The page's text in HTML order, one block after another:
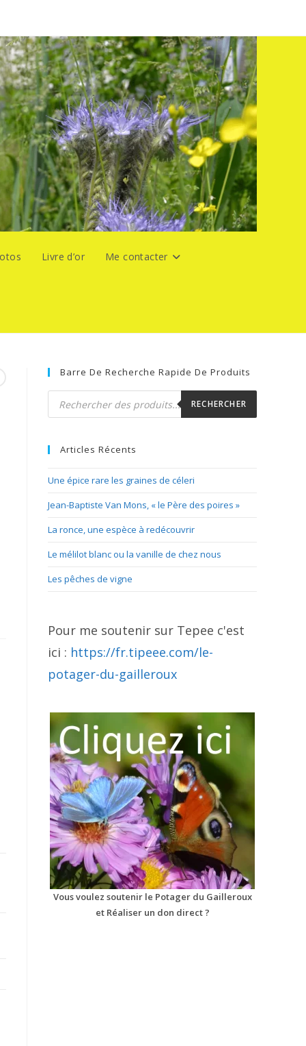
Livre d’or Me contacter
Barre De Recherche Rapide De Produits
Recherche
produits
RECHERCHER
Articles Récents
Une épice rare les graines de céleri
Jean-Baptiste Van Mons, « le Père des poires »
La ronce, une espèce à redécouvrir
Le mélilot blanc ou la vanille de chez nous
Les pêches de vigne
Pour me soutenir sur Tepee c'est
ici : https://fr.tipeee.com/le-
potager-du-gailleroux
Vous voulez soutenir le Potager du Gailleroux
et Réaliser un don direct ?